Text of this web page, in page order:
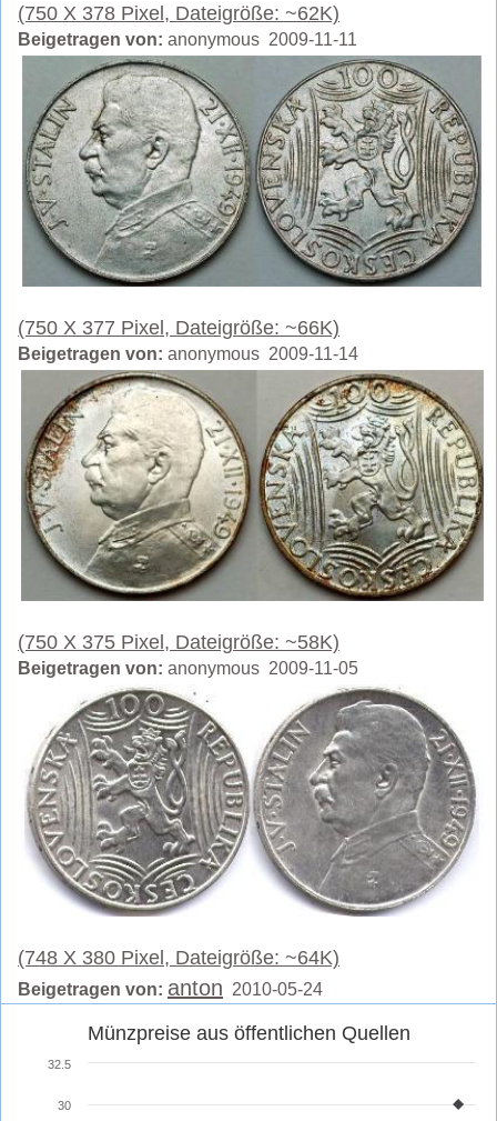
(750 X 378 Pixel, Dateigröße: ~62K)
Beigetragen von: anonymous 2009-11-11
(750 X 377 Pixel, Dateigröße: ~66K)
Beigetragen von: anonymous 2009-11-14
(750 X 375 Pixel, Dateigröße: ~58K)
Beigetragen von: anonymous 2009-11-05
(748 X 380 Pixel, Dateigröße: ~64K)
Beigetragen von: anton 2010-05-24